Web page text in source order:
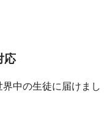
応
中の生徒に届けまし